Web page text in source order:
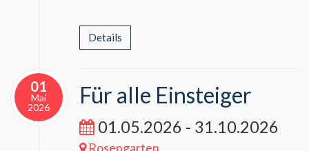
Details
01
Mai
2026
Für alle Einsteiger
01.05.2026 - 31.10.2026
Rosengarten